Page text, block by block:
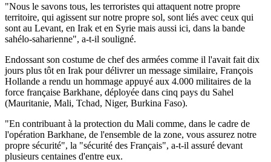
"Nous le savons tous, les terroristes qui attaquent notre propre
territoire, qui agissent sur notre propre sol, sont liés avec ceux qui
sont au Levant, en Irak et en Syrie mais aussi ici, dans la bande
sahélo-saharienne", a-t-il souligné.
Endossant son costume de chef des armées comme il l'avait fait dix
jours plus tôt en Irak pour délivrer un message similaire, François
Hollande a rendu un hommage appuyé aux 4.000 militaires de la
force française Barkhane, déployée dans cinq pays du Sahel
(Mauritanie, Mali, Tchad, Niger, Burkina Faso).
"En contribuant à la protection du Mali comme, dans le cadre de
l'opération Barkhane, de l'ensemble de la zone, vous assurez notre
propre sécurité", la "sécurité des Français", a-t-il assuré devant
plusieurs centaines d'entre eux.